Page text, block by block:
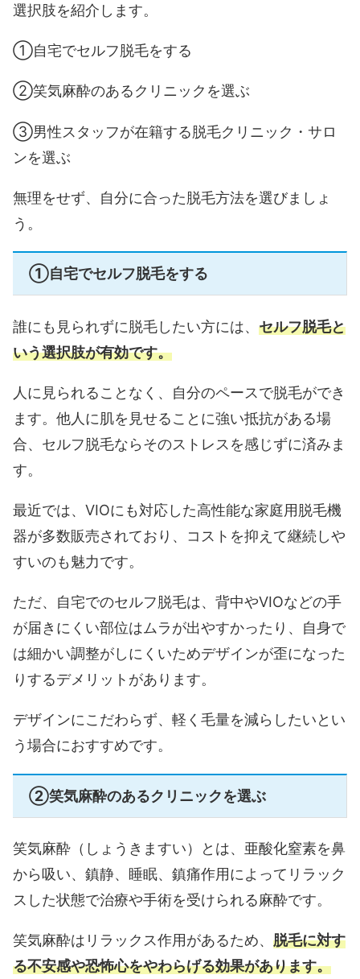
選択肢を紹介します。
①自宅でセルフ脱毛をする
②笑気麻酔のあるクリニックを選ぶ
③男性スタッフが在籍する脱毛クリニック・サロ
ンを選ぶ
無理をせず、自分に合った脱毛方法を選びましょ
う。
①自宅でセルフ脱毛をする
誰にも見られずに脱毛したい方には、 セルフ脱毛と
いう選択肢が有効です。
人に見られることなく、自分のペースで脱毛ができ
ます。他人に肌を見せることに強い抵抗がある場
合、セルフ脱毛ならそのストレスを感じずに済みま
す。
最近では、VIOにも対応した高性能な家庭用脱毛機
器が多数販売されており、コストを抑えて継続しや
すいのも魅力です。
ただ、自宅でのセルフ脱毛は、背中やVIOなどの手
が届きにくい部位はムラが出やすかったり、自身で
は細かい調整がしにくいためデザインが歪になった
りするデメリットがあります。
デザインにこだわらず、軽く毛量を減らしたいとい
う場合におすすめです。
②笑気麻酔のあるクリニックを選ぶ
笑気麻酔（しょうきますい）とは、亜酸化窒素を鼻
から吸い、鎮静、睡眠、鎮痛作用によってリラック
スした状態で治療や手術を受けられる麻酔です。
笑気麻酔はリラックス作用があるため、 脱毛に対す
る不安感や恐怖心をやわらげる効果があります。